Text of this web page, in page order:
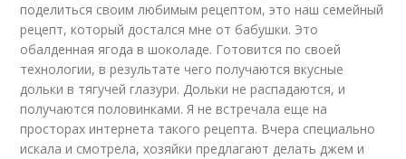
поделиться своим любимым рецептом, это наш семейный
рецепт, который достался мне от бабушки. Это
обалденная ягода в шоколаде. Готовится по своей
технологии, в результате чего получаются вкусные
дольки в тягучей глазури. Дольки не распадаются, и
получаются половинками. Я не встречала еще на
просторах интернета такого рецепта. Вчера специально
искала и смотрела, хозяйки предлагают делать джем и